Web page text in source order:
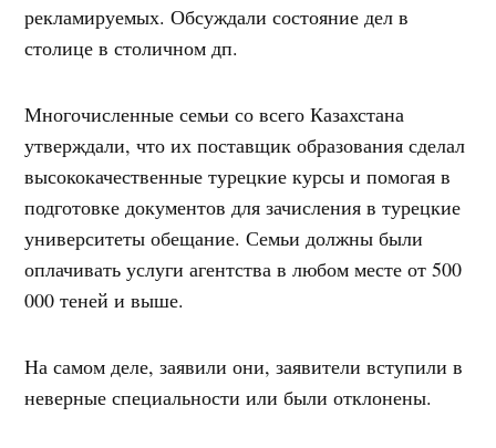
рекламируемых. Обсуждали состояние дел в
столице в столичном дп.
Многочисленные семьи со всего Казахстана
утверждали, что их поставщик образования сделал
высококачественные турецкие курсы и помогая в
подготовке документов для зачисления в турецкие
университеты обещание. Семьи должны были
оплачивать услуги агентства в любом месте от 500
000 теней и выше.
На самом деле, заявили они, заявители вступили в
неверные специальности или были отклонены.